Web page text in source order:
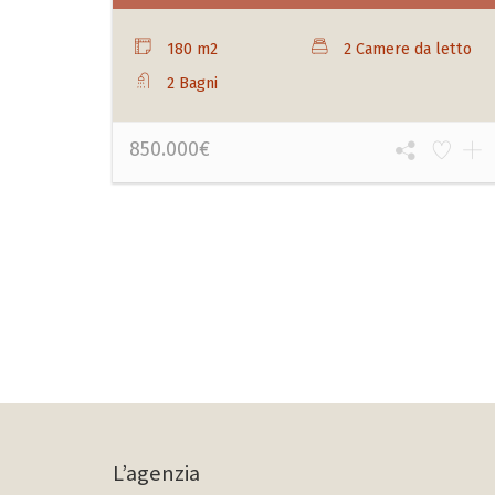
180 m2
2 Camere da letto
2 Bagni
850.000€
L’agenzia